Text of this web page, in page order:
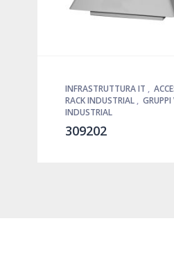
INFRASTRUTTURA IT ,
RACK INDUSTRIAL ,
INDUSTRIAL
309202